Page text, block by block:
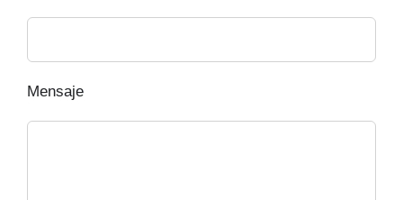
Mensaje